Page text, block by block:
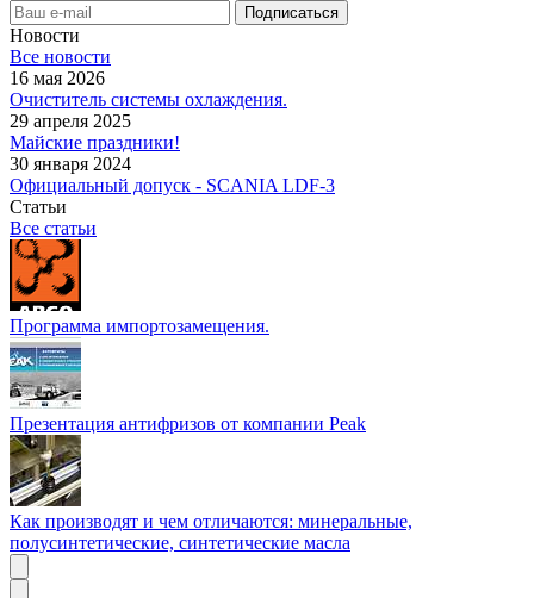
Новости
Все новости
16 мая 2026
Очиститель системы охлаждения.
29 апреля 2025
Майские праздники!
30 января 2024
Официальный допуск - SCANIA LDF-3
Статьи
Все статьи
Программа импортозамещения.
Презентация антифризов от компании Peak
Как производят и чем отличаются: минеральные,
полусинтетические, синтетические масла